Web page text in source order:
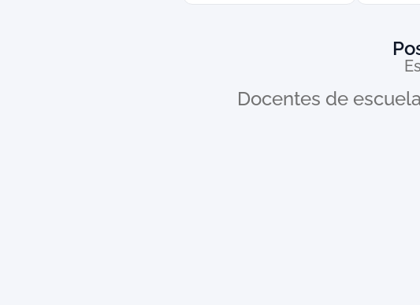
Docentes de